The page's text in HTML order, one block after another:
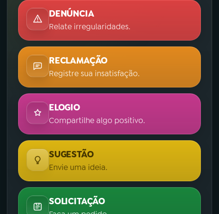
DENÚNCIA
Relate irregularidades.
RECLAMAÇÃO
Registre sua insatisfação.
ELOGIO
Compartilhe algo positivo.
SUGESTÃO
Envie uma ideia.
SOLICITAÇÃO